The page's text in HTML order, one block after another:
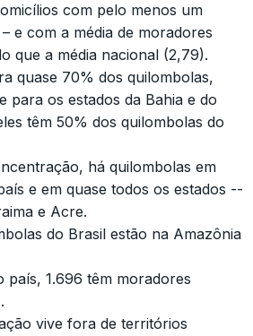
com pelo menos um
e com a média de moradores
que a média nacional (2,79).
quase 70% dos quilombolas,
para os estados da Bahia e do
têm 50% dos quilombolas do
há quilombolas em
e em quase todos os estados --
e Acre.
do Brasil estão na Amazônia
país, 1.696 têm moradores
vive fora de territórios